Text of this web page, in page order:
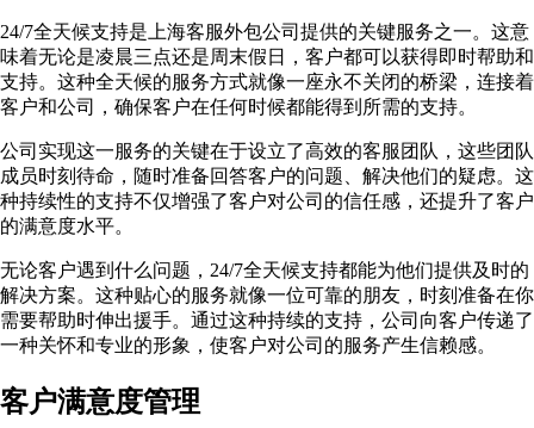
24/7全天候支持是上海客服外包公司提供的关键服务之一。这意
味着无论是凌晨三点还是周末假日，客户都可以获得即时帮助和
支持。这种全天候的服务方式就像一座永不关闭的桥梁，连接着
客户和公司，确保客户在任何时候都能得到所需的支持。
公司实现这一服务的关键在于设立了高效的客服团队，这些团队
成员时刻待命，随时准备回答客户的问题、解决他们的疑虑。这
种持续性的支持不仅增强了客户对公司的信任感，还提升了客户
的满意度水平。
无论客户遇到什么问题，24/7全天候支持都能为他们提供及时的
解决方案。这种贴心的服务就像一位可靠的朋友，时刻准备在你
需要帮助时伸出援手。通过这种持续的支持，公司向客户传递了
一种关怀和专业的形象，使客户对公司的服务产生信赖感。
客户满意度管理